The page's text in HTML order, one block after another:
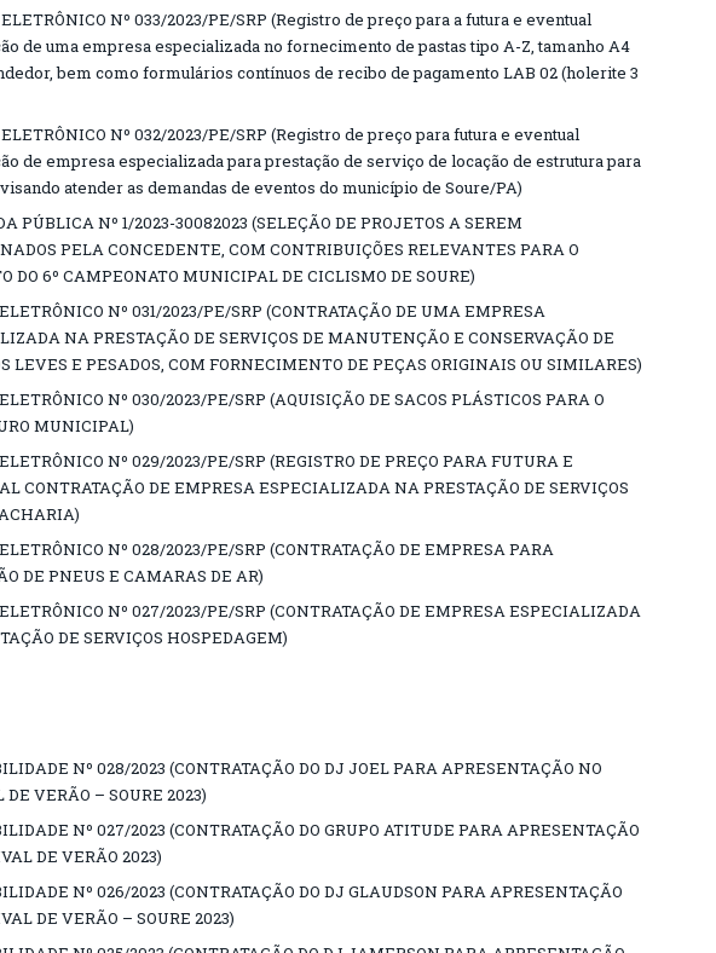
ELETRÔNICO Nº 033/2023/PE/SRP (Registro de preço para a futura e eventual
de uma empresa especializada no fornecimento de pastas tipo A-Z, tamanho A4
bem como formulários contínuos de recibo de pagamento LAB 02 (holerite 3
ELETRÔNICO Nº 032/2023/PE/SRP (Registro de preço para futura e eventual
de empresa especializada para prestação de serviço de locação de estrutura para
atender as demandas de eventos do município de Soure/PA)
PÚBLICA Nº 1/2023-30082023 (SELEÇÃO DE PROJETOS A SEREM
PELA CONCEDENTE, COM CONTRIBUIÇÕES RELEVANTES PARA O
DO 6º CAMPEONATO MUNICIPAL DE CICLISMO DE SOURE)
Nº 031/2023/PE/SRP (CONTRATAÇÃO DE UMA EMPRESA
NA PRESTAÇÃO DE SERVIÇOS DE MANUTENÇÃO E CONSERVAÇÃO DE
LEVES E PESADOS, COM FORNECIMENTO DE PEÇAS ORIGINAIS OU SIMILARES)
Nº 030/2023/PE/SRP (AQUISIÇÃO DE SACOS PLÁSTICOS PARA O
MUNICIPAL)
Nº 029/2023/PE/SRP (REGISTRO DE PREÇO PARA FUTURA E
CONTRATAÇÃO DE EMPRESA ESPECIALIZADA NA PRESTAÇÃO DE SERVIÇOS
Nº 028/2023/PE/SRP (CONTRATAÇÃO DE EMPRESA PARA
DE PNEUS E CAMARAS DE AR)
Nº 027/2023/PE/SRP (CONTRATAÇÃO DE EMPRESA ESPECIALIZADA
DE SERVIÇOS HOSPEDAGEM)
Nº 028/2023 (CONTRATAÇÃO DO DJ JOEL PARA APRESENTAÇÃO NO
DE VERÃO – SOURE 2023)
Nº 027/2023 (CONTRATAÇÃO DO GRUPO ATITUDE PARA APRESENTAÇÃO
DE VERÃO 2023)
Nº 026/2023 (CONTRATAÇÃO DO DJ GLAUDSON PARA APRESENTAÇÃO
DE VERÃO – SOURE 2023)